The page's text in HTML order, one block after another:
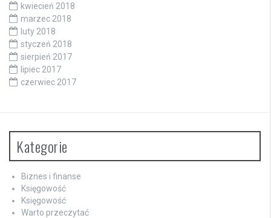
kwiecień 2018
marzec 2018
luty 2018
styczeń 2018
sierpień 2017
lipiec 2017
czerwiec 2017
Kategorie
Biznes i finanse
Księgowość
Księgowość
Warto przeczytać